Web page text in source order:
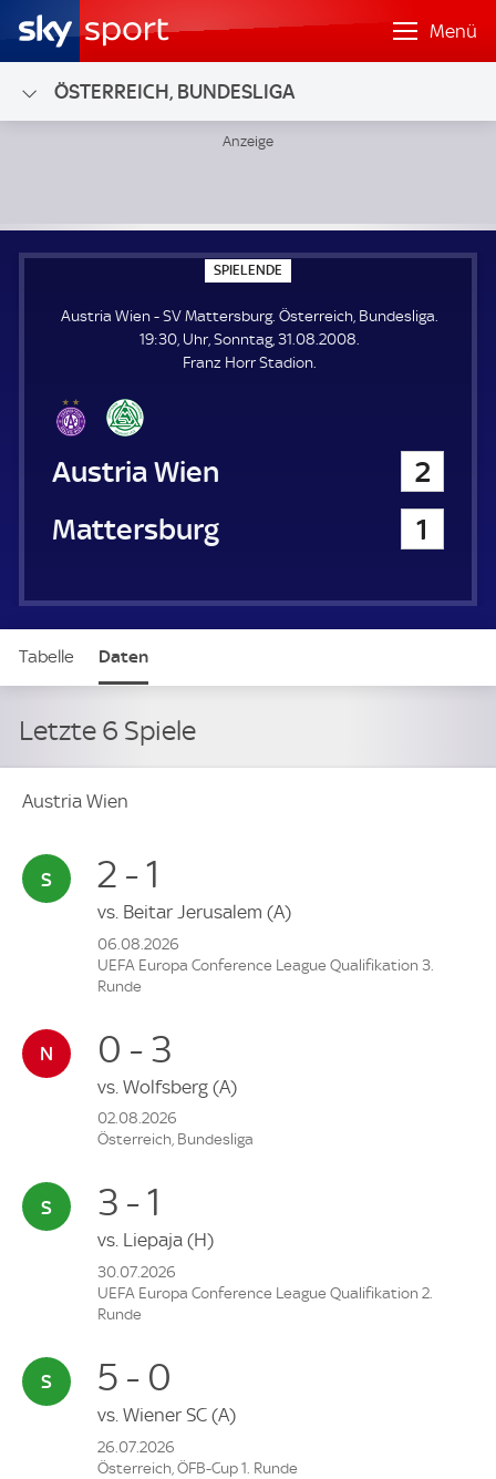
Menü
ÖSTERREICH, BUNDESLIGA
SPIELENDE
P
E
L
E
N
Austria Wien - SV Mattersburg. Österreich, Bundesliga.
19:30, Uhr, Sonntag, 31.08.2008.
Franz Horr Stadion.
Austria Wien
2
SV Mattersburg
1
Tabelle Daten
Letzte 6 Spiele
Austria Wien
2 - 1
vs. Beitar Jerusalem (A)
06.08.2026
UEFA Europa Conference League Qualifikation 3.
Runde
0 - 3
vs. Wolfsberg (A)
02.08.2026
Österreich, Bundesliga
3 - 1
vs. Liepaja (H)
30.07.2026
UEFA Europa Conference League Qualifikation 2.
Runde
5 - 0
vs. Wiener SC (A)
26.07.2026
Österreich, ÖFB-Cup 1. Runde